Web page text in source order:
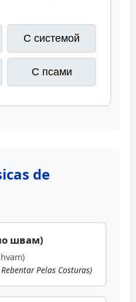
С системой
С псами
de
швам)
Pelas Costuras)